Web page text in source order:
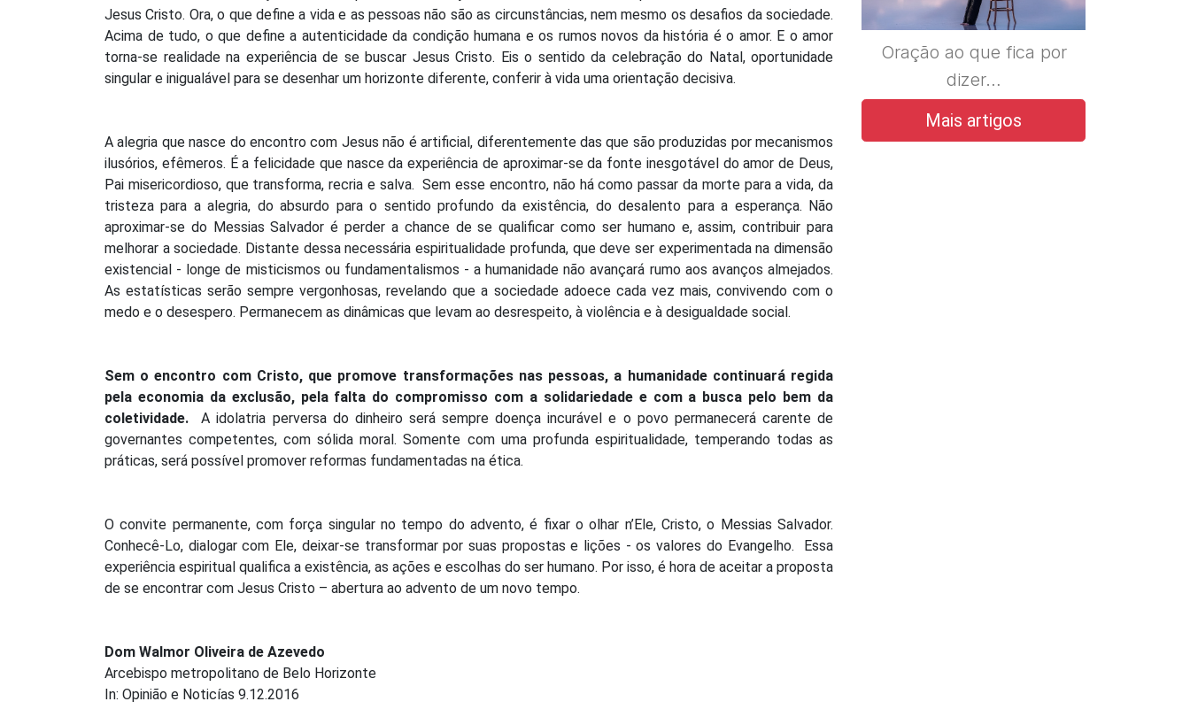
Jesus Cristo. Ora, o que define a vida e as pessoas não são as circunstâncias, nem mesmo os desafios da sociedade.
Acima de tudo, o que define a autenticidade da condição humana e os rumos novos da história é o amor. E o amor
torna-se realidade na experiência de se buscar Jesus Cristo. Eis o sentido da celebração do Natal, oportunidade
singular e inigualável para se desenhar um horizonte diferente, conferir à vida uma orientação decisiva.
A alegria que nasce do encontro com Jesus não é artificial, diferentemente das que são produzidas por mecanismos
ilusórios, efêmeros. É a felicidade que nasce da experiência de aproximar-se da fonte inesgotável do amor de Deus,
Pai misericordioso, que transforma, recria e salva. Sem esse encontro, não há como passar da morte para a vida, da
tristeza para a alegria, do absurdo para o sentido profundo da existência, do desalento para a esperança. Não
aproximar-se do Messias Salvador é perder a chance de se qualificar como ser humano e, assim, contribuir para
melhorar a sociedade. Distante dessa necessária espiritualidade profunda, que deve ser experimentada na dimensão
existencial - longe de misticismos ou fundamentalismos - a humanidade não avançará rumo aos avanços almejados.
As estatísticas serão sempre vergonhosas, revelando que a sociedade adoece cada vez mais, convivendo com o
medo e o desespero. Permanecem as dinâmicas que levam ao desrespeito, à violência e à desigualdade social.
Sem o encontro com Cristo, que promove transformações nas pessoas, a humanidade continuará regida
pela economia da exclusão, pela falta do compromisso com a solidariedade e com a busca pelo bem da
coletividade. A idolatria perversa do dinheiro será sempre doença incurável e o povo permanecerá carente de
governantes competentes, com sólida moral. Somente com uma profunda espiritualidade, temperando todas as
práticas, será possível promover reformas fundamentadas na ética.
O convite permanente, com força singular no tempo do advento, é fixar o olhar n’Ele, Cristo, o Messias Salvador.
Conhecê-Lo, dialogar com Ele, deixar-se transformar por suas propostas e lições - os valores do Evangelho. Essa
experiência espiritual qualifica a existência, as ações e escolhas do ser humano. Por isso, é hora de aceitar a proposta
de se encontrar com Jesus Cristo – abertura ao advento de um novo tempo.
Dom Walmor Oliveira de Azevedo
Arcebispo metropolitano de Belo Horizonte
In: Opinião e Noticías 9.12.2016
Oração ao que fica por
dizer…
Mais artigos